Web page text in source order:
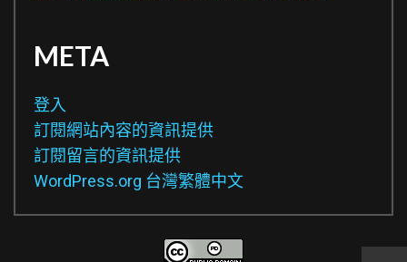
META
登入
訂閱網站內容的資訊提供
訂閱留言的資訊提供
WordPress.org 台灣繁體中文